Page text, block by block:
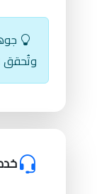
وتُحقق